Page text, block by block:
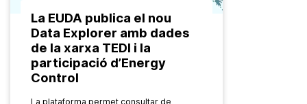
La EUDA publica el nou
Data Explorer amb dades
de la xarxa TEDI i la
participació d’Energy
Control
La plataforma permet consultar de